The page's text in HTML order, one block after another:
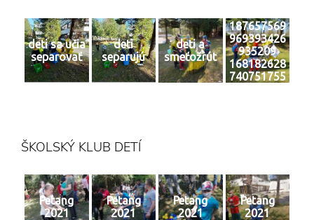
deti sa učia
separovať
deti
separujú
deti a
smeťožrút
187657569
969393426
935209
168182628
740751755
ŠKOLSKÝ KLUB DETÍ
Petang
2021
Petang
2021
Petang
2021
Petang
2021